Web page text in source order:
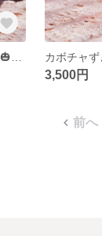
カボチャ
3,500円
前へ